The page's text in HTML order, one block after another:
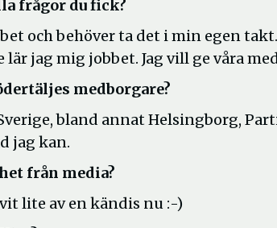
frågor du fick?
och behöver ta det i min egen
jag mig jobbet. Jag vill ge våra
medborgare?
bland annat Helsingborg,
jag kan.
från media?
lite av en kändis nu :-)